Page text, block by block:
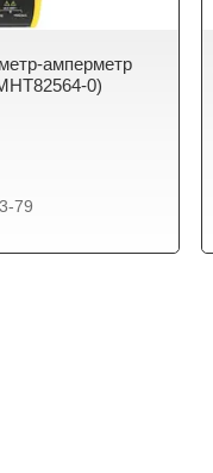
амперметр
0)
79